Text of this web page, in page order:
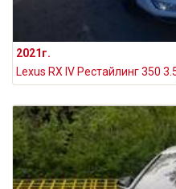
2021г.
Lexus RX IV Рестайлинг 350